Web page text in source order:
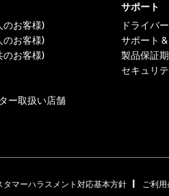
のお客様)
のお客様)
のお客様)
ー取扱い店舗
サポート
ドライバ
サポート
製品保証
セキュリ
タマーハラスメント対応基本方針 | ご利